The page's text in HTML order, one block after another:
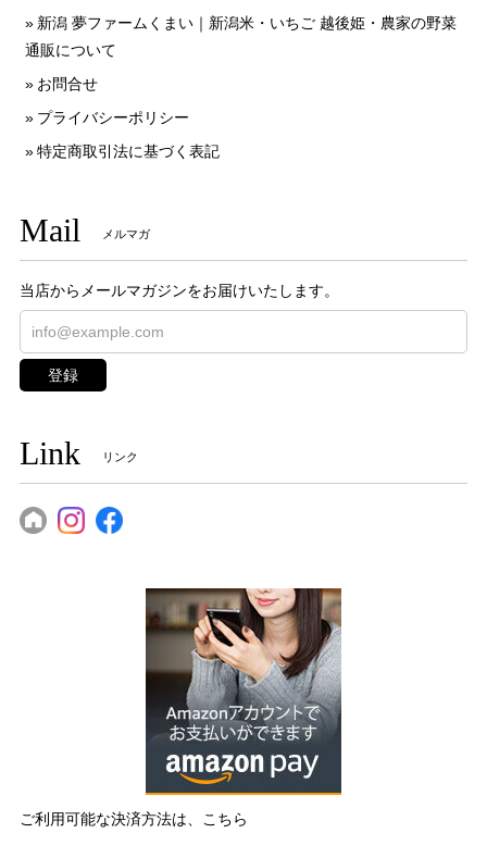
新潟 夢ファームくまい｜新潟米・いちご 越後姫・農家の野菜
通販について
お問合せ
プライバシーポリシー
特定商取引法に基づく表記
Mail メルマガ
当店からメールマガジンをお届けいたします。
登録
Link リンク
ご利用可能な決済方法は、こちら